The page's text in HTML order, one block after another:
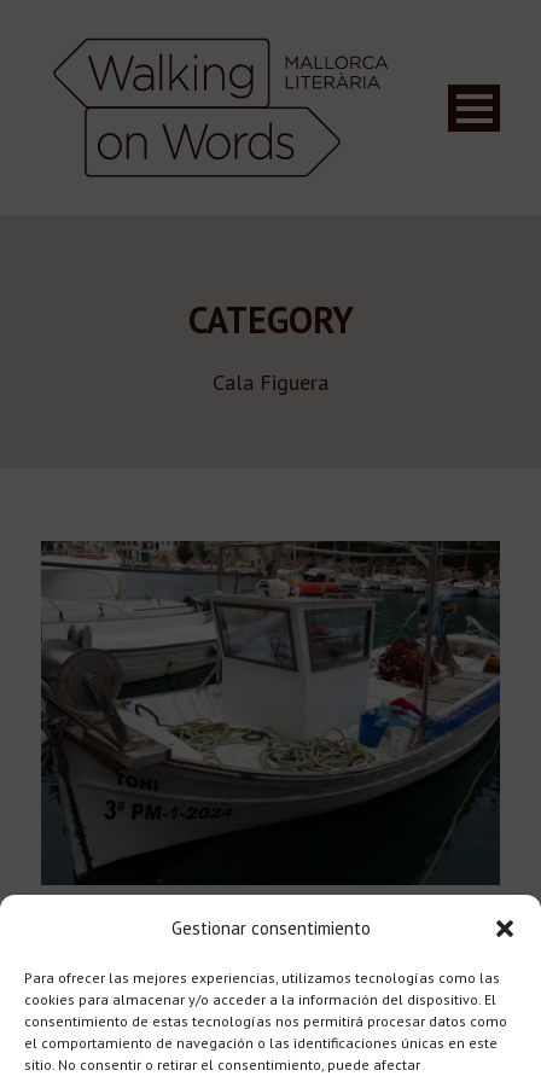
Gestionar consentimiento
Para ofrecer las mejores experiencias, utilizamos tecnologías como las
cookies para almacenar y/o acceder a la información del dispositivo. El
consentimiento de estas tecnologías nos permitirá procesar datos como
el comportamiento de navegación o las identificaciones únicas en este
sitio. No consentir o retirar el consentimiento, puede afectar
English
CATEGORY
Cala Figuera
Carrer del Carme